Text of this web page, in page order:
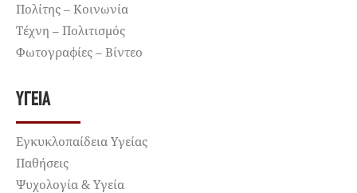
Πολίτης – Κοινωνία
Τέχνη – Πολιτισμός
Φωτογραφίες – Βίντεο
ΥΓΕΊΑ
Εγκυκλοπαίδεια Υγείας
Παθήσεις
Ψυχολογία & Υγεία